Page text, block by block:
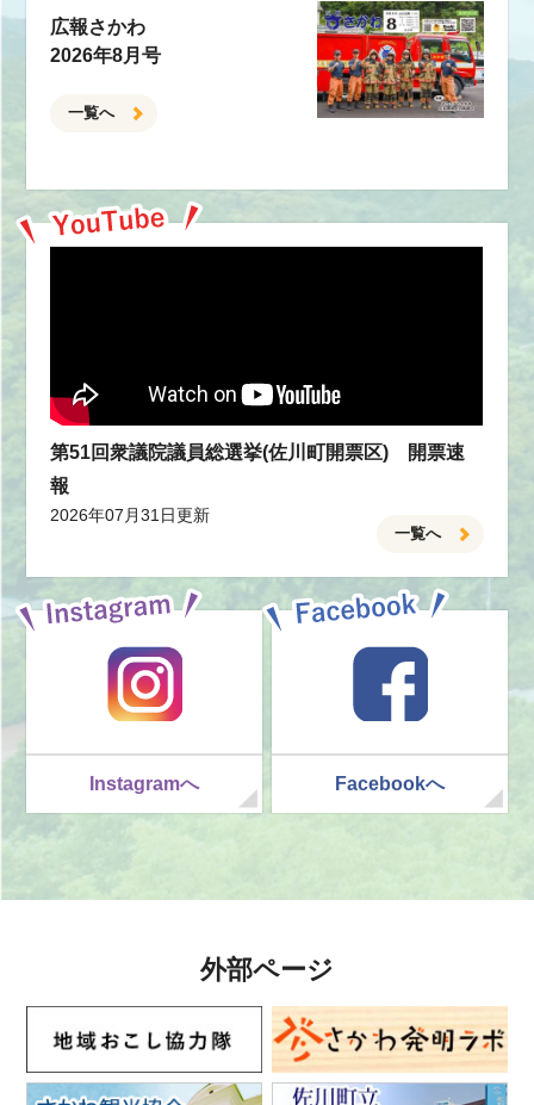
広報さかわ
2026年8月号
一覧へ
第51回衆議院議員総選挙(佐川町開票区) 開票速
報
2026年07月31日更新
一覧へ
Instagramへ Facebookへ
外部ページ